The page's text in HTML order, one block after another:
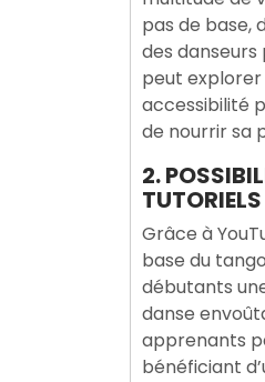
pas de base,
des
peut
accessibilité
de nourrir sa
2.
Grâce à
base du
débutants
danse
apprenants
bénéficiant